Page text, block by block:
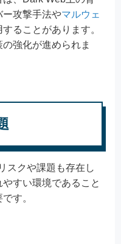
ー攻撃手法やマルウェ
ることがあります。
強化が進められま
スクや課題も存在し
すい環境であること
す。